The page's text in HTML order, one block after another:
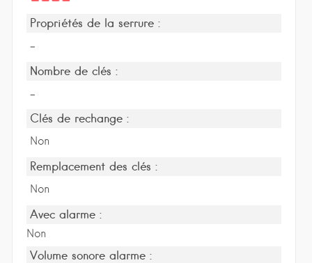
Propriétés de la serrure :
-
Nombre de clés :
-
Clés de rechange :
Non
Remplacement des clés :
Non
Avec alarme :
Non
Volume sonore alarme :